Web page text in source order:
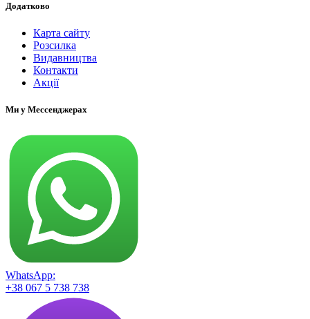
Додатково
Карта сайту
Розсилка
Видавництва
Контакти
Акції
Ми у Мессенджерах
WhatsApp:
+38 067 5 738 738